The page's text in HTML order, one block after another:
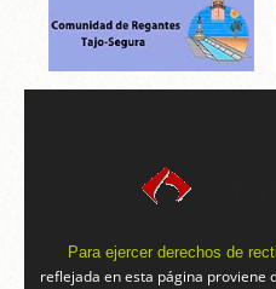
Para ejercer derechos de
reflejada en esta página proviene